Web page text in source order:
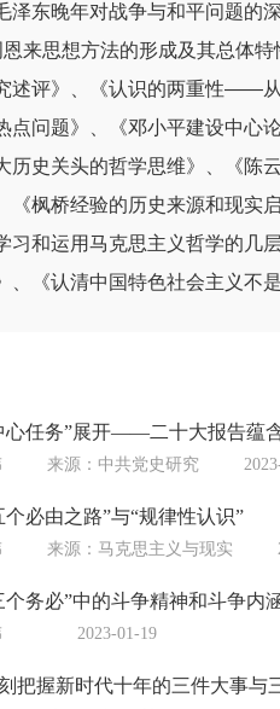
泽东晚年对战争与和平问题的
来思想方法的形成及其总体
述评》、《认识的两重性——
点问题》、《邓小平建设中心
历史关头的哲学思维》、《陈
《枫桥经验的历史来源和现实
习和运用马克思主义哲学的几
、《认清中国特色社会主义不
心任务”展开——二十大报告蕴
来源： 中共党史研究
个必由之路”与“规律性认识”
来源： 马克思主义与现实
个务必”中的斗争精神和斗争内
2023-01-19
把握新时代十年的三件大事与